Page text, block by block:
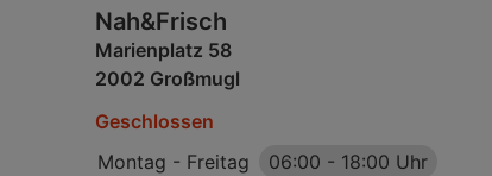
Nah&Frisch
Marienplatz 58
2002 Großmugl
Geschlossen
Montag - Freitag
06:00 - 18:00 Uhr